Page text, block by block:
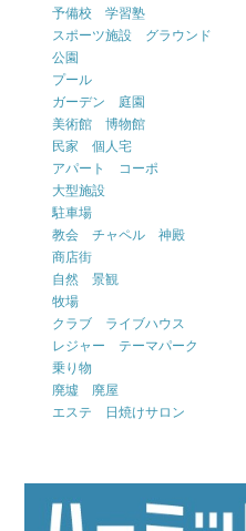
予備校 学習塾
スポーツ施設 グラウンド
公園
プール
ガーデン 庭園
美術館 博物館
民家 個人宅
アパート コーポ
大型施設
駐車場
教会 チャペル 神殿
商店街
自然 景観
牧場
クラブ ライブハウス
レジャー テーマパーク
乗り物
廃墟 廃屋
エステ 日焼けサロン